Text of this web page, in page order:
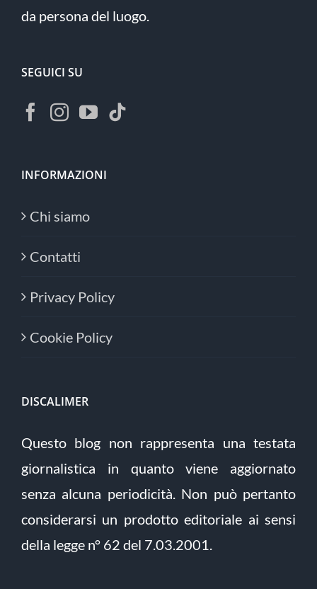
da persona del luogo.
SEGUICI SU
INFORMAZIONI
Chi siamo
Contatti
Privacy Policy
Cookie Policy
DISCALIMER
Questo blog non rappresenta una testata
giornalistica in quanto viene aggiornato
senza alcuna periodicità. Non può pertanto
considerarsi un prodotto editoriale ai sensi
della legge n° 62 del 7.03.2001.